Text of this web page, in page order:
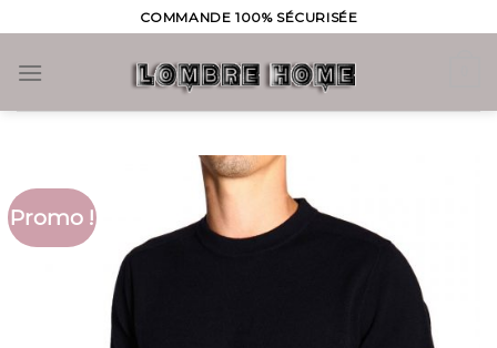
to
content
COMMANDE 100% SÉCURISÉE
Promo !